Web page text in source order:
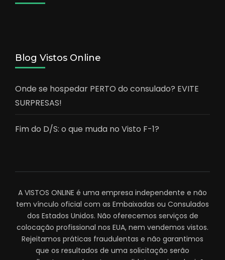
Blog Vistos Online
Onde se hospedar PERTO do consulado? EVITE
SURPRESAS!
Fim do D/S: o que muda no Visto F-1?
A VISTOS ONLINE é uma empresa independente e não
tem vínculo oficial com as Embaixadas ou Consulados
dos Estados Unidos. Não oferecemos serviços de
colocação profissional nos EUA, nem vendemos vistos.
Rejeitamos práticas fraudulentas e não garantimos
que os resultados de uma solicitação serão